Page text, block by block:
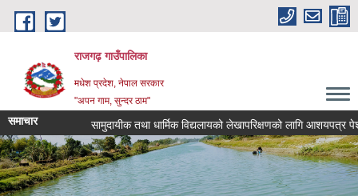
Skip to main content
राजगढ़ गाउँपालिका
मधेश प्रदेश, नेपाल सरकार
"अपन गाम, सुन्दर ठाम"
समाचार सामुदायीक तथा धार्मिक विद्यलायको लेखापरिक्षणको लागि आशयपत्र पेश गर्ने